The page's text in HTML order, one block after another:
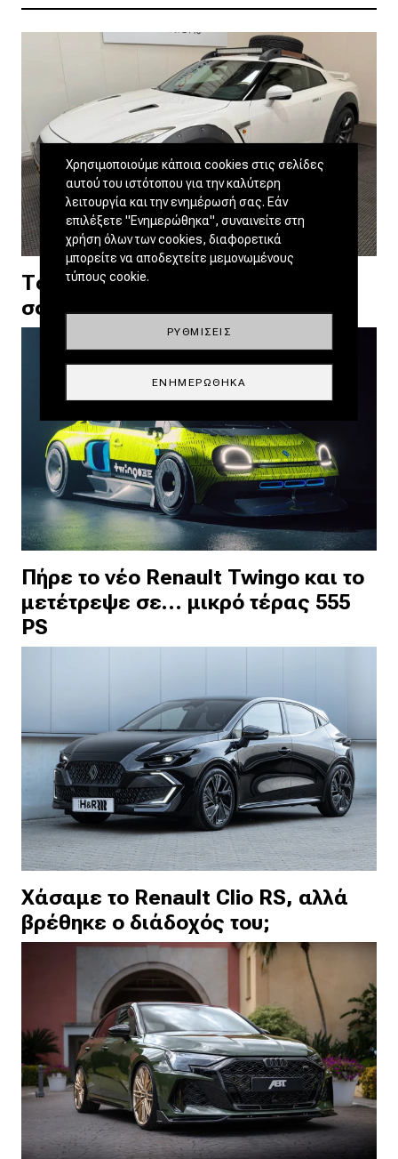
Το Nissan GT-R Dakar ξανά στο
σφυρί - Κανείς δεν το αγοράζει
Πήρε το νέο Renault Twingo και το
μετέτρεψε σε… μικρό τέρας 555
PS
Χάσαμε το Renault Clio RS, αλλά
βρέθηκε ο διάδοχός του;
Χρησιμοποιούμε κάποια cookies στις σελίδες
αυτού του ιστότοπου για την καλύτερη
λειτουργία και την ενημέρωσή σας. Εάν
επιλέξετε "Ενημερώθηκα", συναινείτε στη
χρήση όλων των cookies, διαφορετικά
μπορείτε να αποδεχτείτε μεμονωμένους
τύπους cookie.
ΡΥΘΜΊΣΕΙΣ
ΕΝΗΜΕΡΏΘΗΚΑ